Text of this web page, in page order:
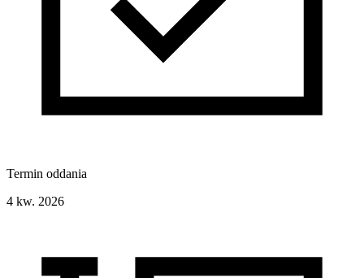
Termin oddania
4 kw. 2026